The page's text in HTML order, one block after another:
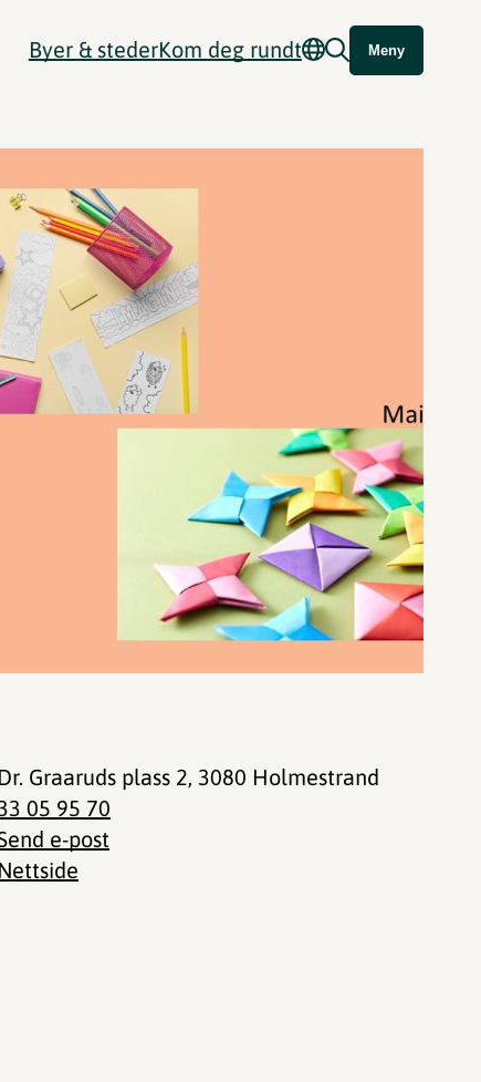
Byer & stederKom deg rundt Meny
Dr. Graaruds plass 2, 3080 Holmestrand
05 95 70
e-post
Nettside